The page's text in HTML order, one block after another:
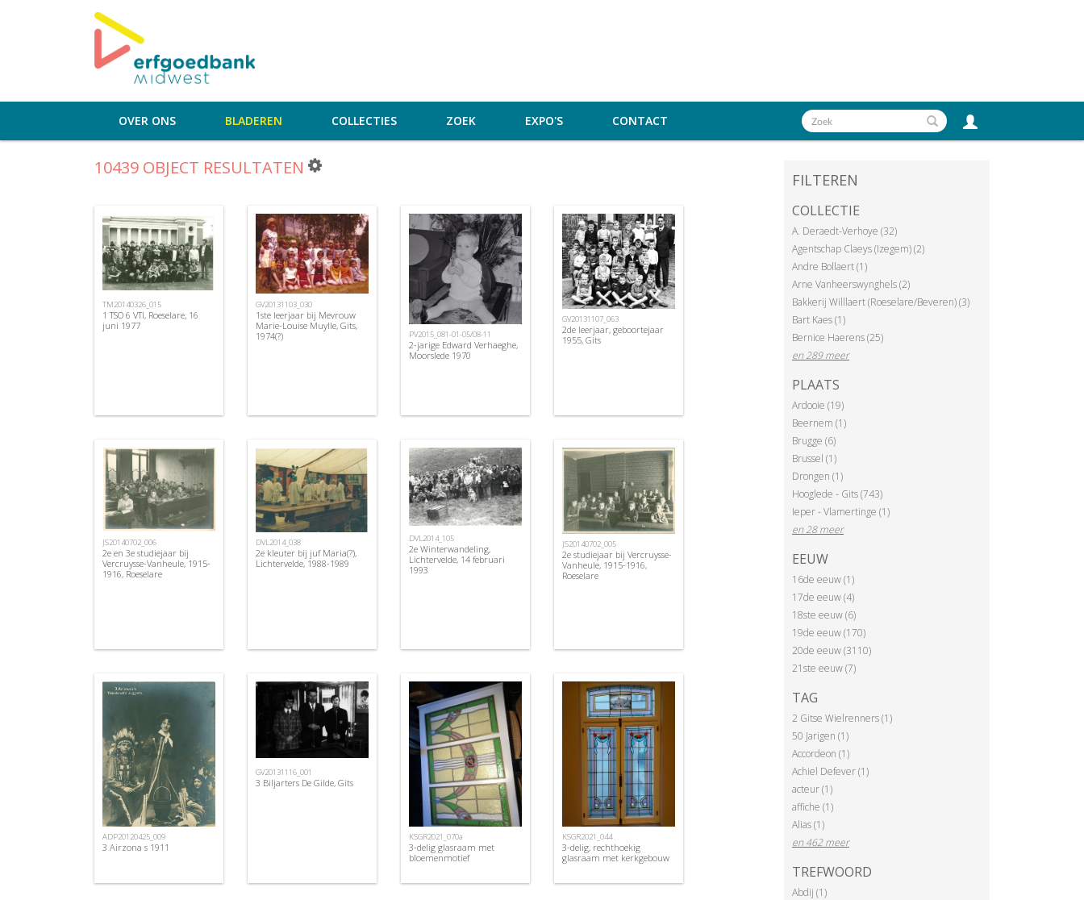
OVER ONS BLADEREN COLLECTIES ZOEK EXPO'S CONTACT
10439 OBJECT RESULTATEN
TM20140326_015
1 TSO 6 VTI, Roeselare, 16
juni 1977
GV20131103_030
1ste leerjaar bij Mevrouw
Marie-Louise Muylle, Gits,
1974(?)
PV2015_081-01-05/08-11
2-jarige Edward Verhaeghe,
Moorslede 1970
GV20131107_063
2de leerjaar, geboortejaar
1955, Gits
JS20140702_006
2e en 3e studiejaar bij
Vercruysse-Vanheule, 1915-
1916, Roeselare
DVL2014_038
2e kleuter bij juf Maria(?),
Lichtervelde, 1988-1989
DVL2014_105
2e Winterwandeling,
Lichtervelde, 14 februari
1993
JS20140702_005
2e studiejaar bij Vercruysse-
Vanheule, 1915-1916,
Roeselare
ADP20120425_009
3 Airzona s 1911
GV20131116_001
3 Biljarters De Gilde, Gits
KSGR2021_070a
3-delig glasraam met
bloemenmotief
KSGR2021_044
3-delig, rechthoekig
glasraam met kerkgebouw
FILTEREN
COLLECTIE
A. Deraedt-Verhoye (32)
Agentschap Claeys (Izegem) (2)
Andre Bollaert (1)
Arne Vanheerswynghels (2)
Bakkerij Willlaert (Roeselare/Beveren) (3)
Bart Kaes (1)
Bernice Haerens (25)
en 289 meer
PLAATS
Ardooie (19)
Beernem (1)
Brugge (6)
Brussel (1)
Drongen (1)
Hooglede - Gits (743)
Ieper - Vlamertinge (1)
en 28 meer
EEUW
16de eeuw (1)
17de eeuw (4)
18ste eeuw (6)
19de eeuw (170)
20de eeuw (3110)
21ste eeuw (7)
TAG
2 Gitse Wielrenners (1)
50 Jarigen (1)
Accordeon (1)
Achiel Defever (1)
acteur (1)
affiche (1)
Alias (1)
en 462 meer
TREFWOORD
Abdij (1)